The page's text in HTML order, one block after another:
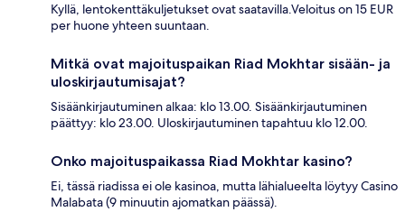
Kyllä, lentokenttäkuljetukset ovat saatavilla.Veloitus on 15 EUR
per huone yhteen suuntaan.
Mitkä ovat majoituspaikan Riad Mokhtar sisään- ja
uloskirjautumisajat?
Sisäänkirjautuminen alkaa: klo 13.00. Sisäänkirjautuminen
päättyy: klo 23.00. Uloskirjautuminen tapahtuu klo 12.00.
Onko majoituspaikassa Riad Mokhtar kasino?
Ei, tässä riadissa ei ole kasinoa, mutta lähialueelta löytyy Casino
Malabata (9 minuutin ajomatkan päässä).